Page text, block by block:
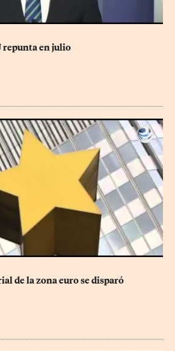
repunta en julio
de la zona euro se disparó